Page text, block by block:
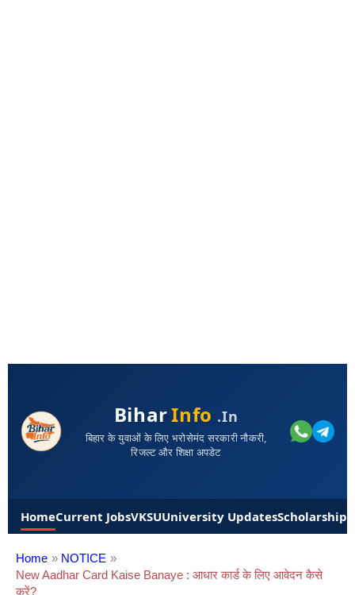
BiharInfo .in
बिहार के युवाओं के लिए भरोसेमंद सरकारी नौकरी,
रिजल्ट और शिक्षा अपडेट
HomeCurrent JobsVKSUUniversity UpdatesScholarships
Home
NOTICE
New Aadhar Card Kaise Banaye : आधार कार्ड के लिए आवेदन कैसे
करें?